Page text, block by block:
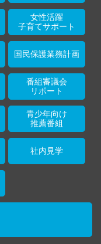
女性活躍
子育てサポート
国民保護業務計画
番組審議会
リポート
青少年向け
推薦番組
社内見学